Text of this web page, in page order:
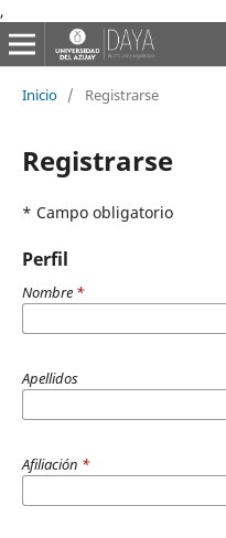
,
Inicio / Registrarse
Registrarse
* Campo obligatorio
Perfil
Nombre *
Apellidos
Afiliación *